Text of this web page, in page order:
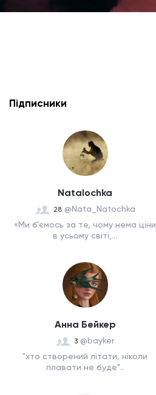
Підписники
Natalochka
28 @Nata_Natochka
«Ми б’ємось за те, чому нема ціни
в усьому світі,...
Анна Бейкер
3 @bayker
"хто створений літати, ніколи
плавати не буде"..